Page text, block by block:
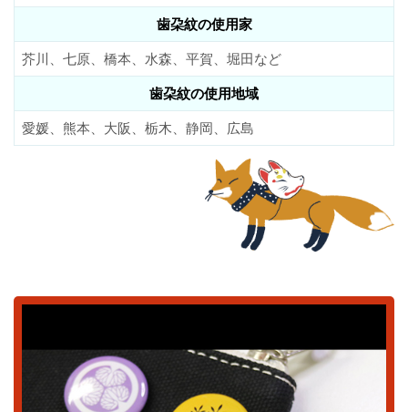
歯朶紋の使用家
芥川、七原、橋本、水森、平賀、堀田など
歯朶紋の使用地域
愛媛、熊本、大阪、栃木、静岡、広島